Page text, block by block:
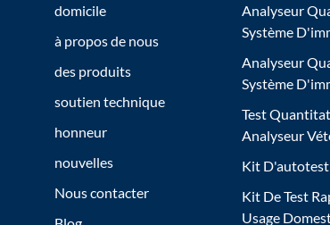
domicile
à propos de nous
des produits
soutien technique
honneur
nouvelles
Nous contacter
Analyseur
Système
Analyseur
Système
Test
Analyseur
Kit D'autotest
Kit De Test
Usage